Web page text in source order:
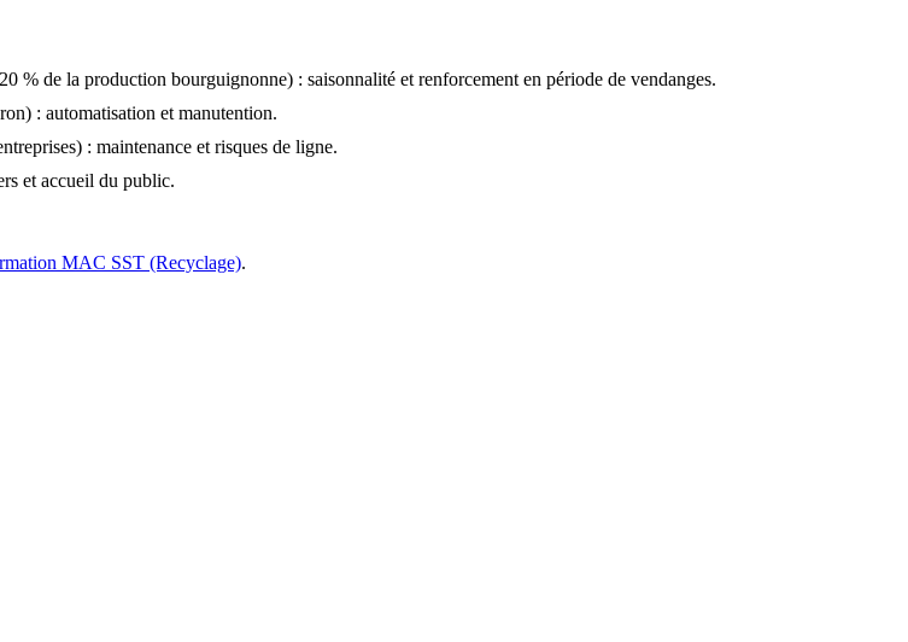
% de la production bourguignonne) : saisonnalité et renforcement en période de vendanges.
: automatisation et manutention.
: maintenance et risques de ligne.
et accueil du public.
MAC SST (Recyclage).